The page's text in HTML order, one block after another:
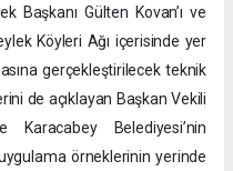
Başkanı Gülten Kovan’ı ve
Köyleri Ağı içerisinde yer
gerçekleştirilecek teknik
de açıklayan Başkan Vekili
Belediyesi’nin
örneklerinin yerinde